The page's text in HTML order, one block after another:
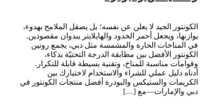
الكونتور الجيد لا يعلن عن نفسه؛ بل يصقل الملامح بهدوء،
يوازنها، ويجعل أحمر الخدود والهايلايتر يبدوان مقصودين.
في المناخات الحارة والمشمسة مثل دبي، يجمع روتين
الكونتور الأفضل بين مطابقة الدرجة التحتيّة بذكاء،
وقوامات مناسبة للمناخ، وتقنية بسيطة قابلة للتكرار.
أدناه دليل عملي للشراء والاستخدام لاختيارك بين
الكريمات والستيكس والبودرة أفضل منتجات الكونتور في
دبي والإمارات—مع […]